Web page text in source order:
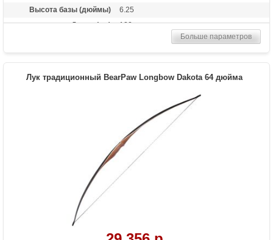
Высота базы (дюймы)
6.25
Длина (см)
122
клен, вяз, микарта
Назначение
Развлечение
так и для левшей
Больше параметров
Лук традиционный BearPaw Longbow Dakota 64 дюйма